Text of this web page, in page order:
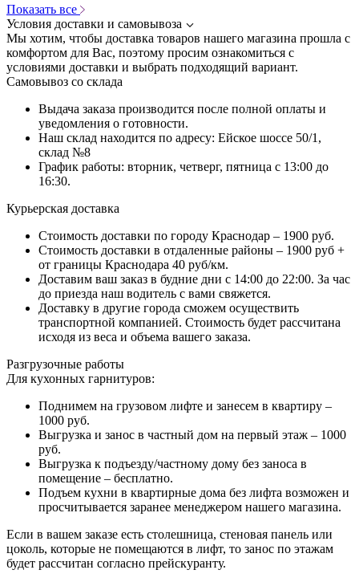
Показать все
Условия доставки и самовывоза
Мы хотим, чтобы доставка товаров нашего магазина прошла с
комфортом для Вас, поэтому просим ознакомиться с
условиями доставки и выбрать подходящий вариант.
Самовывоз со склада
Выдача заказа производится после полной оплаты и
уведомления о готовности.
Наш склад находится по адресу: Ейское шоссе 50/1,
склад №8
График работы: вторник, четверг, пятница с 13:00 до
16:30.
Курьерская доставка
Стоимость доставки по городу Краснодар – 1900 руб.
Стоимость доставки в отдаленные районы – 1900 руб +
от границы Краснодара 40 руб/км.
Доставим ваш заказ в будние дни с 14:00 до 22:00. За час
до приезда наш водитель с вами свяжется.
Доставку в другие города сможем осуществить
транспортной компанией. Стоимость будет рассчитана
исходя из веса и объема вашего заказа.
Разгрузочные работы
Для кухонных гарнитуров:
Поднимем на грузовом лифте и занесем в квартиру –
1000 руб.
Выгрузка и занос в частный дом на первый этаж – 1000
руб.
Выгрузка к подъезду/частному дому без заноса в
помещение – бесплатно.
Подъем кухни в квартирные дома без лифта возможен и
просчитывается заранее менеджером нашего магазина.
Если в вашем заказе есть столешница, стеновая панель или
цоколь, которые не помещаются в лифт, то занос по этажам
будет рассчитан согласно прейскуранту.